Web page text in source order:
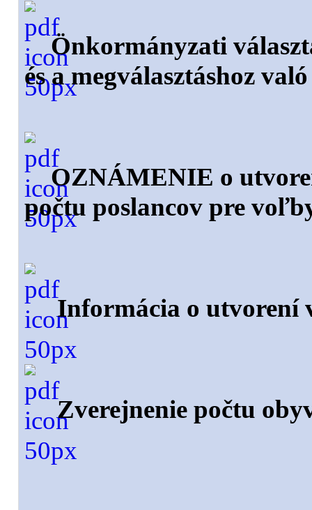
Önkormányzati
és a megválasztáshoz
OZNÁMENIE o
počtu poslancov pre
Informácia o utvorení
Zverejnenie počtu